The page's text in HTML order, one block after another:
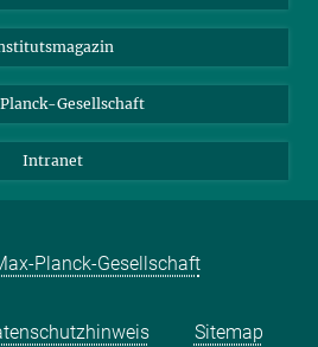
Gesellschaft
Intranet
Planck-Gesellschaft
Sitemap